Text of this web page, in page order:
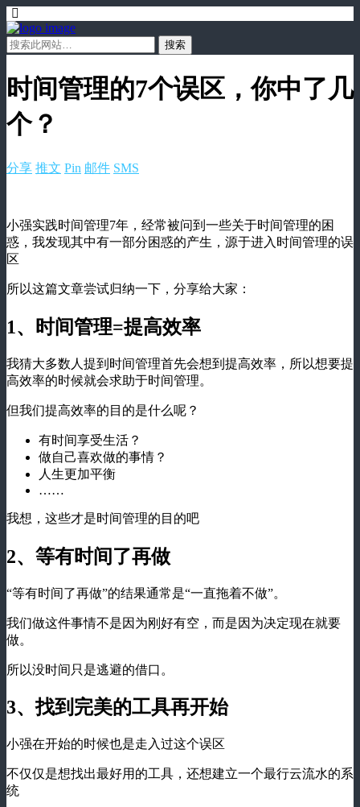
时间管理的7个误区，你中了几
个？
分享 推文 Pin 邮件 SMS
小强实践时间管理7年，经常被问到一些关于时间管理的困
惑，我发现其中有一部分困惑的产生，源于进入时间管理的误
区
所以这篇文章尝试归纳一下，分享给大家：
1、时间管理=提高效率
我猜大多数人提到时间管理首先会想到提高效率，所以想要提
高效率的时候就会求助于时间管理。
但我们提高效率的目的是什么呢？
有时间享受生活？
做自己喜欢做的事情？
人生更加平衡
……
我想，这些才是时间管理的目的吧
2、等有时间了再做
“等有时间了再做”的结果通常是“一直拖着不做”。
我们做这件事情不是因为刚好有空，而是因为决定现在就要
做。
所以没时间只是逃避的借口。
3、找到完美的工具再开始
小强在开始的时候也是走入过这个误区
不仅仅是想找出最好用的工具，还想建立一个最行云流水的系
统